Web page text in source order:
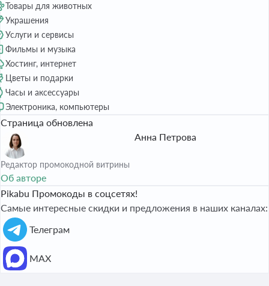
Товары для животных
Украшения
Услуги и сервисы
Фильмы и музыка
Хостинг, интернет
Цветы и подарки
Часы и аксессуары
Электроника, компьютеры
Страница обновлена
Анна Петрова
Редактор промокодной витрины
Об авторе
Pikabu Промокоды в соцсетях!
Самые интересные скидки и предложения в наших каналах:
Телеграм
МАХ